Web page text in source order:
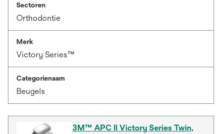
Sectoren
Orthodontie
Merk
Victory Series™
Categorienaam
Beugels
3M™ APC II Victory Series Twin,